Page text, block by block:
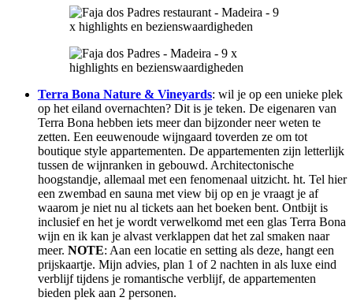
Terra Bona Nature & Vineyards: wil je op een unieke plek
op het eiland overnachten? Dit is je teken. De eigenaren van
Terra Bona hebben iets meer dan bijzonder neer weten te
zetten. Een eeuwenoude wijngaard toverden ze om tot
boutique style appartementen. De appartementen zijn letterlijk
tussen de wijnranken in gebouwd. Architectonische
hoogstandje, allemaal met een fenomenaal uitzicht. ht. Tel hier
een zwembad en sauna met view bij op en je vraagt je af
waarom je niet nu al tickets aan het boeken bent. Ontbijt is
inclusief en het je wordt verwelkomd met een glas Terra Bona
wijn en ik kan je alvast verklappen dat het zal smaken naar
meer. NOTE: Aan een locatie en setting als deze, hangt een
prijskaartje. Mijn advies, plan 1 of 2 nachten in als luxe eind
verblijf tijdens je romantische verblijf, de appartementen
bieden plek aan 2 personen.